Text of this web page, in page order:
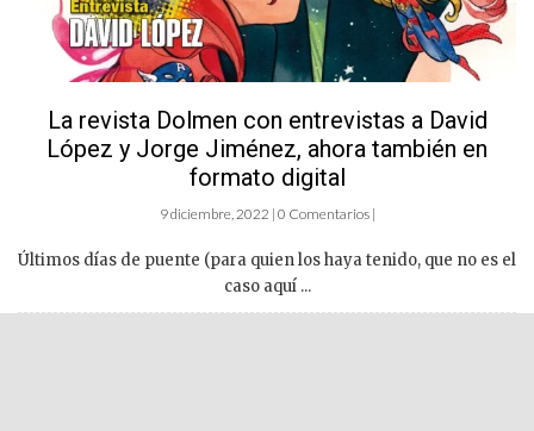
La revista Dolmen con entrevistas a David
López y Jorge Jiménez, ahora también en
formato digital
9 diciembre, 2022 | 0 Comentarios |
Últimos días de puente (para quien los haya tenido, que no es el
caso aquí ...